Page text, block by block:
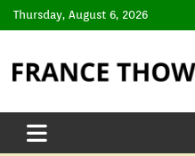
Thursday, August 6, 2026